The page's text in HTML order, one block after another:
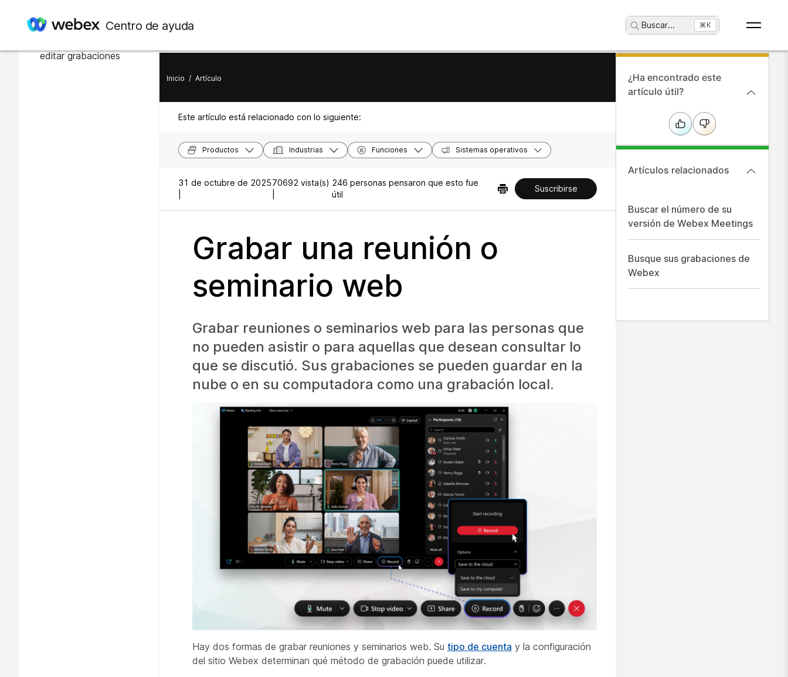
Centro de ayuda Buscar... ⌘K
En este artículo
editar grabaciones
Inicio / Artículo
Este artículo está relacionado con lo siguiente:
Productos Industrias Funciones Sistemas operativos
31 de octubre de 202570692 vista(s) 246 personas pensaron que esto fue
útil
Suscribirse
Grabar una reunión o
seminario web
Grabar reuniones o seminarios web para las personas que
no pueden asistir o para aquellas que desean consultar lo
que se discutió. Sus grabaciones se pueden guardar en la
nube o en su computadora como una grabación local.
Hay dos formas de grabar reuniones y seminarios web. Su tipo de cuenta y la configuración
del sitio Webex determinan qué método de grabación puede utilizar.
¿Ha encontrado este
artículo útil?
Artículos relacionados
Buscar el número de su
versión de Webex Meetings
Busque sus grabaciones de
Webex